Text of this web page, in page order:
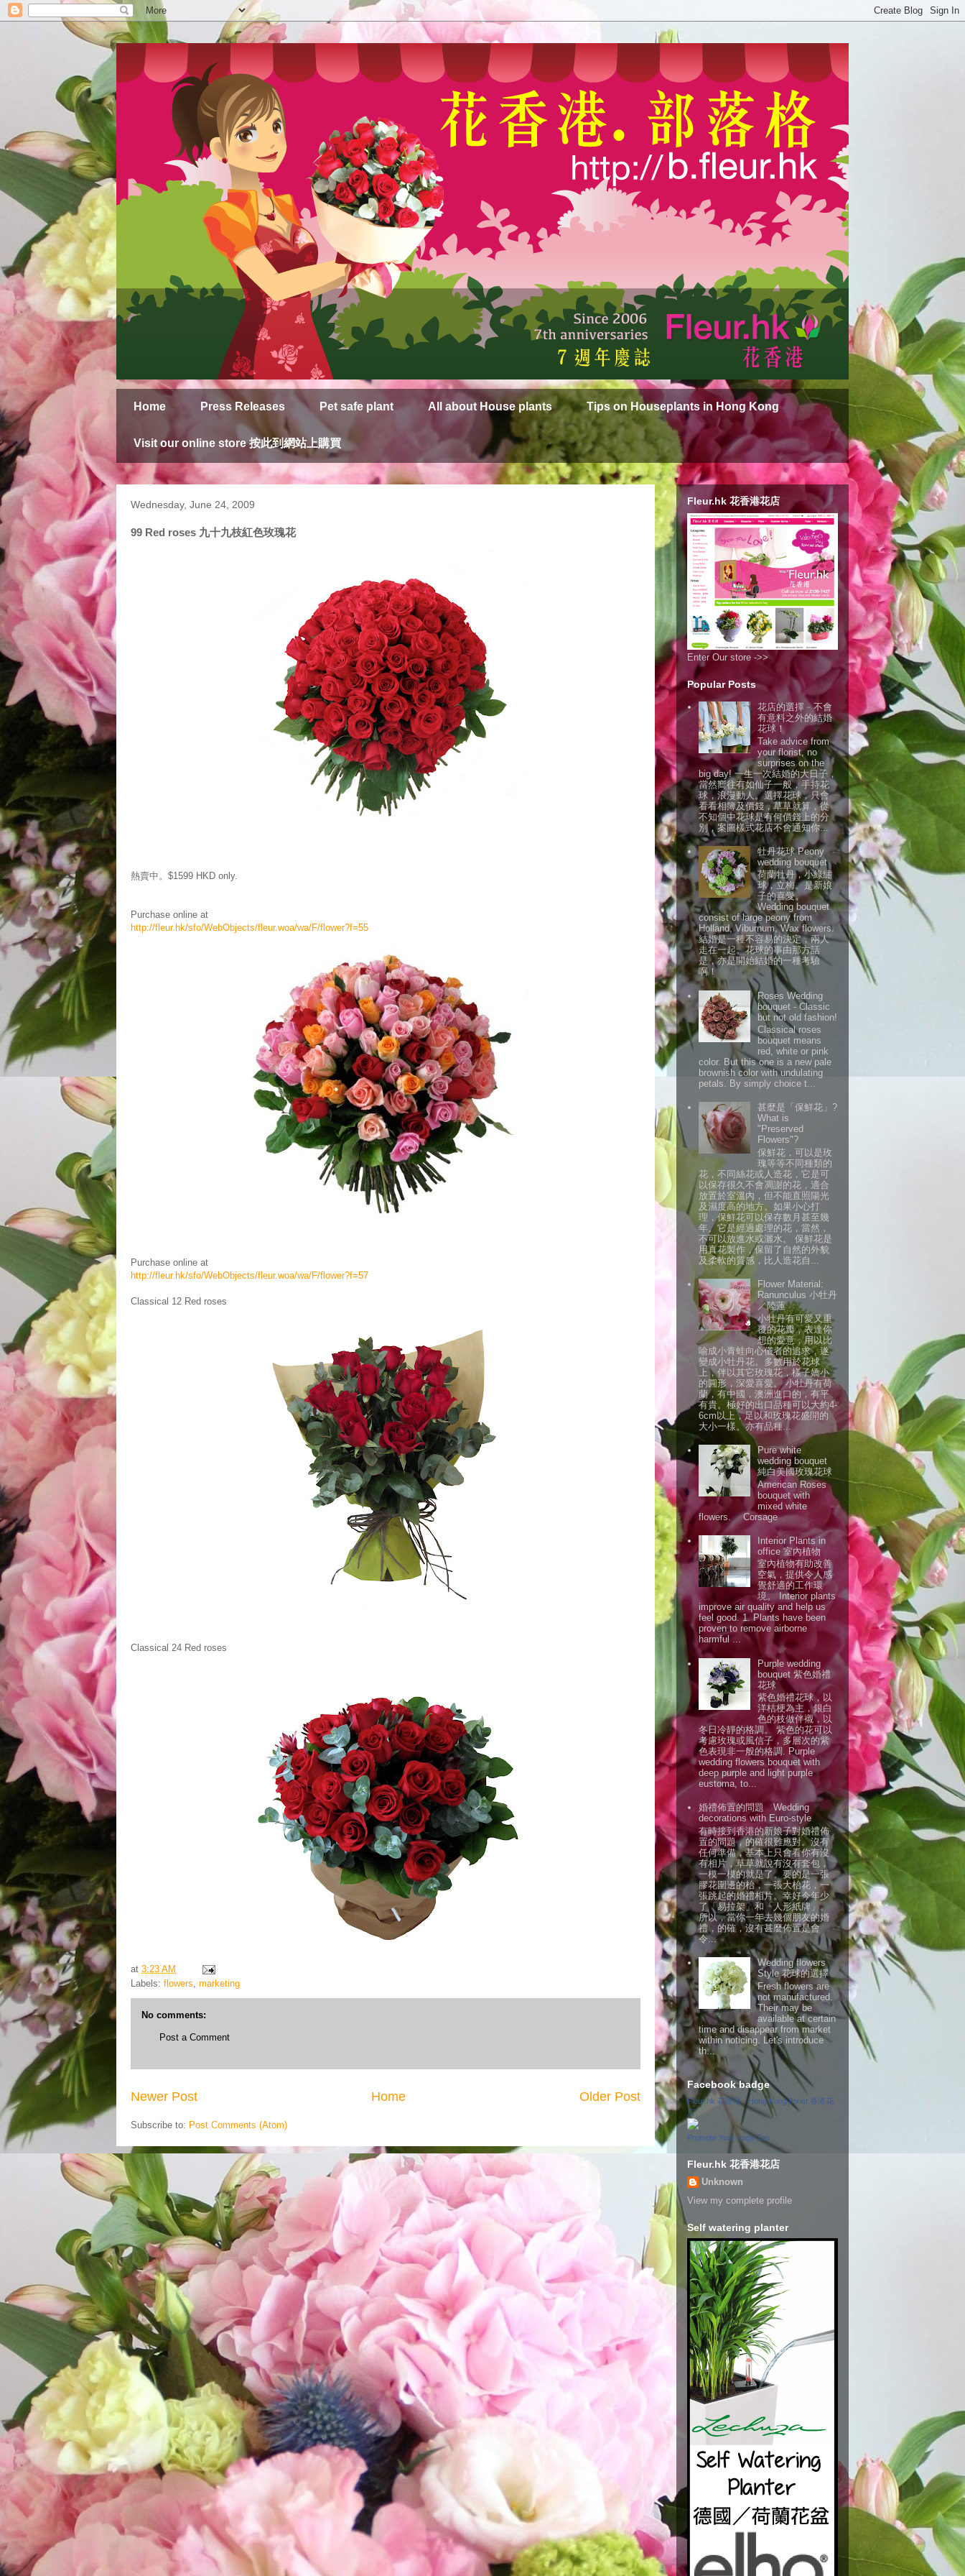
Home Press Releases Pet safe plant All about House plants Tips on Houseplants in Hong Kong
Visit our online store 按此到網站上購買
Wednesday, June 24, 2009
99 Red roses 九十九枝紅色玫瑰花
熱賣中。$1599 HKD only.
Purchase online at
http://fleur.hk/sfo/WebObjects/fleur.woa/wa/F/flower?f=55
Purchase online at
http://fleur.hk/sfo/WebObjects/fleur.woa/wa/F/flower?f=57
Classical 12 Red roses
Classical 24 Red roses
at 3:23 AM
Labels: flowers, marketing
No comments:
Post a Comment
Newer Post Older Post
Home
Subscribe to: Post Comments (Atom)
Fleur.hk 花香港花店
Enter Our store ->>
Popular Posts
花店的選擇﹣不會
有意料之外的結婚
花球！
Take advice from
your florist, no
surprises on the
big day! 一生一次結婚的大日子，
當然嚮往有如仙子一般，手持花
球，浪漫動人。選擇花球，只會
看看相簿及價錢，草草就算，從
不知個中花球是有何價錢上的分
別，案圖樣式花店不會通知你...
牡丹花球 Peony
wedding bouquet
荷蘭牡丹，小綠繡
球，立梅。是新娘
子的喜愛。
Wedding bouquet
consist of large peony from
Holland, Viburnum, Wax flowers.
結婚是一種不容易的決定，兩人
走在一起。花球的事由那方話
是，亦是開始結婚的一種考驗
啊！
Roses Wedding
bouquet - Classic
but not old fashion!
Classical roses
bouquet means
red, white or pink
color. But this one is a new pale
brownish color with undulating
petals. By simply choice t...
甚麼是「保鮮花」?
What is
"Preserved
Flowers"?
保鮮花，可以是玫
瑰等等不同種類的
花，不同絲花或人造花，它是可
以保存很久不會凋謝的花，適合
放置於室溫內，但不能直照陽光
及濕度高的地方。如果小心打
理，保鮮花可以保存數月甚至幾
年。它是經過處理的花，當然，
不可以放進水或灑水。 保鮮花是
用真花製作，保留了自然的外貌
及柔軟的質感，比人造花自...
Flower Material:
Ranunculus 小牡丹
／陸蓮
小牡丹有可愛又重
覆的花瓣，表達你
想的愛意，用以比
喻成小青蛙向心儀者的追求，遂
變成小牡丹花。多數用於花球
上，伴以其它玫瑰花，樣子嬌小
的圓形，深愛喜愛。 小牡丹有荷
蘭，有中國，澳洲進口的，有平
有貴。極好的出口品種可以大約4-
6cm以上，足以和玫瑰花盛開的
大小一樣。亦有品種...
Pure white
wedding bouquet
純白美國玫瑰花球
American Roses
bouquet with
mixed white
flowers. Corsage
Interior Plants in
office 室內植物
室內植物有助改善
空氣，提供令人感
覺舒適的工作環
境。 Interior plants
improve air quality and help us
feel good. 1. Plants have been
proven to remove airborne
harmful ...
Purple wedding
bouquet 紫色婚禮
花球
紫色婚禮花球，以
洋桔梗為主，銀白
色的枝做伴襯，以
冬日冷靜的格調。 紫色的花可以
考慮玫瑰或風信子，多層次的紫
色表現非一般的格調. Purple
wedding flowers bouquet with
deep purple and light purple
eustoma, to...
婚禮佈置的問題 Wedding
decorations with Euro-style
有時接到香港的新娘子對婚禮佈
置的問題，的確很難應對。沒有
任何準備，基本上只會看你有沒
有相片，草草就說有沒有套包，
一模一模的就是了。要的是一張
膠花圍邊的枱，一張大枱花，一
張跳起的婚禮相片。幸好今年少
了「易拉架」和「人形紙牌」。
所以，當你一年去幾個朋友的婚
禮，的確，沒有甚麼佈置是會
令...
Wedding flowers
Style 花球的選擇
Fresh flowers are
not manufactured.
Their may be
available at certain
time and disappear from market
within noticing. Let's introduce
th...
Facebook badge
Fleur.hk 花香港 - Hong Kong florist 香港花
店
Promote Your Page Too
Fleur.hk 花香港花店
Unknown
View my complete profile
Self watering planter